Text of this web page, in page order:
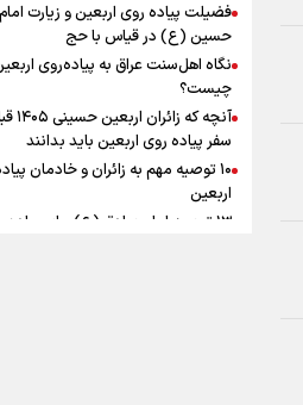
اینفوبرنا/ سقف معافیت مالیاتی
حقوق کارکنان دولت و
در بودجه ۱۴۰۵ چقدر است؟
فضیلت پیاده روی اربعین و زیارت امام
حسین (ع) در قیاس با حج
نگاه اهل‌سنت عراق به پیاده‌روی
چیست؟
آنچه که
سفر پیاده روی اربعین باید بدانند
۱۰ توصیه مهم به زائران و خادمان
اربعین
۱۳ توصیه امام صادق (ع) برای